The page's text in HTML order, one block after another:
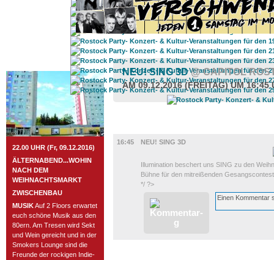
ROSTOCK TAGESTIPP
22.00 UHR (Fr, 09.12.2016)
ÄLTERNABEND...WOHIN
NACH DEM
WEIHNACHTSMARKT
ZWISCHENBAU
MUSIKAuf 2 Floors erwartet
euch schöne Musik aus den
80ern. Am Tresen wird Sekt
und Wein gereicht und in der
Smokers Lounge sind die
Freunde der rockigen Indie-
NEU! SING 3D@ CAPITOL
AM 09.12.2016 (FREITAG) UM 16:45
16:45
NEU! SING 3D
Illumination beschert uns SING zu den
Bühne für den mitreißenden
*/ ?>